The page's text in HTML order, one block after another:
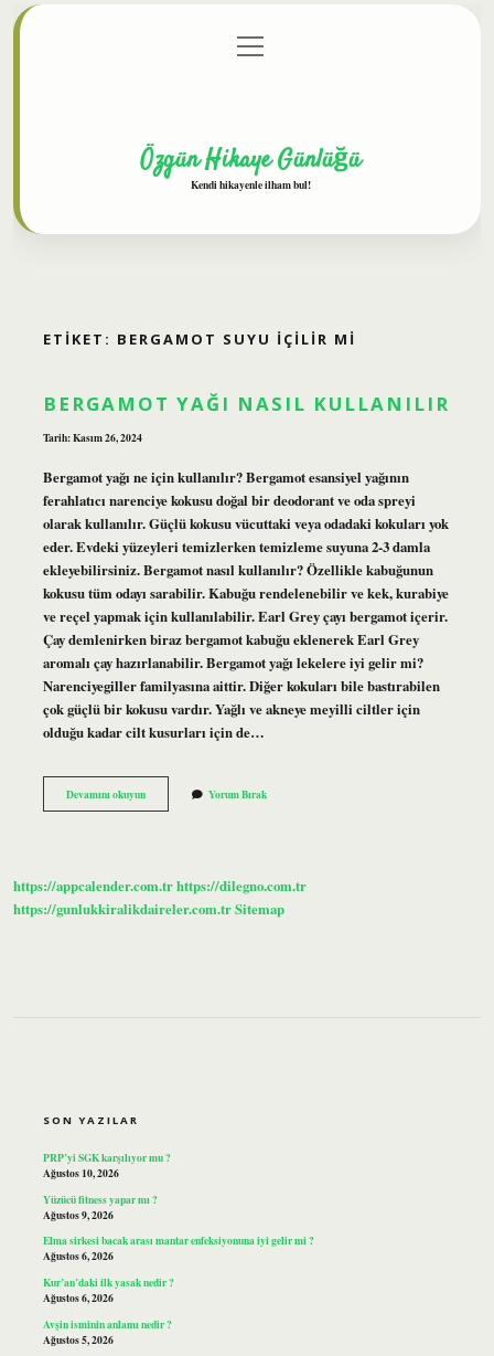
Gizlilik Politikası
menüyü
aç
Özgün Hikaye Günlüğü
Kendi hikayenle ilham bul!
ETIKET: BERGAMOT SUYU IÇILIR MI
BERGAMOT YAĞI NASIL KULLANILIR
Tarih: Kasım 26, 2024
Bergamot yağı ne için kullanılır? Bergamot esansiyel yağının
ferahlatıcı narenciye kokusu doğal bir deodorant ve oda spreyi
olarak kullanılır. Güçlü kokusu vücuttaki veya odadaki kokuları yok
eder. Evdeki yüzeyleri temizlerken temizleme suyuna 2-3 damla
ekleyebilirsiniz. Bergamot nasıl kullanılır? Özellikle kabuğunun
kokusu tüm odayı sarabilir. Kabuğu rendelenebilir ve kek, kurabiye
ve reçel yapmak için kullanılabilir. Earl Grey çayı bergamot içerir.
Çay demlenirken biraz bergamot kabuğu eklenerek Earl Grey
aromalı çay hazırlanabilir. Bergamot yağı lekelere iyi gelir mi?
Narenciyegiller familyasına aittir. Diğer kokuları bile bastırabilen
çok güçlü bir kokusu vardır. Yağlı ve akneye meyilli ciltler için
olduğu kadar cilt kusurları için de…
Devamını okuyunBergamot
Yağı
Yorum Bırak
https://appcalender.com.trhttps://dilegno.com.tr
https://gunlukkiralikdaireler.com.trSitemap
SON YAZILAR
PRP’yi SGK karşılıyor mu ?
Ağustos 10, 2026
Yüzücü fitness yapar mı ?
Ağustos 9, 2026
Elma sirkesi bacak arası mantar enfeksiyonuna iyi gelir mi ?
Ağustos 6, 2026
Kur’an’daki ilk yasak nedir ?
Ağustos 6, 2026
Avşin isminin anlamı nedir ?
Ağustos 5, 2026